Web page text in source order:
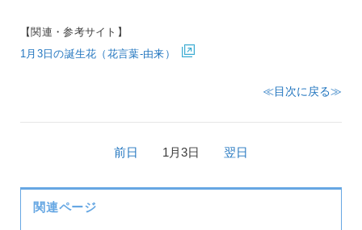
【関連・参考サイト】
1月3日の誕生花（花言葉-由来）
≪目次に戻る≫
前日 1月3日 翌日
関連ページ